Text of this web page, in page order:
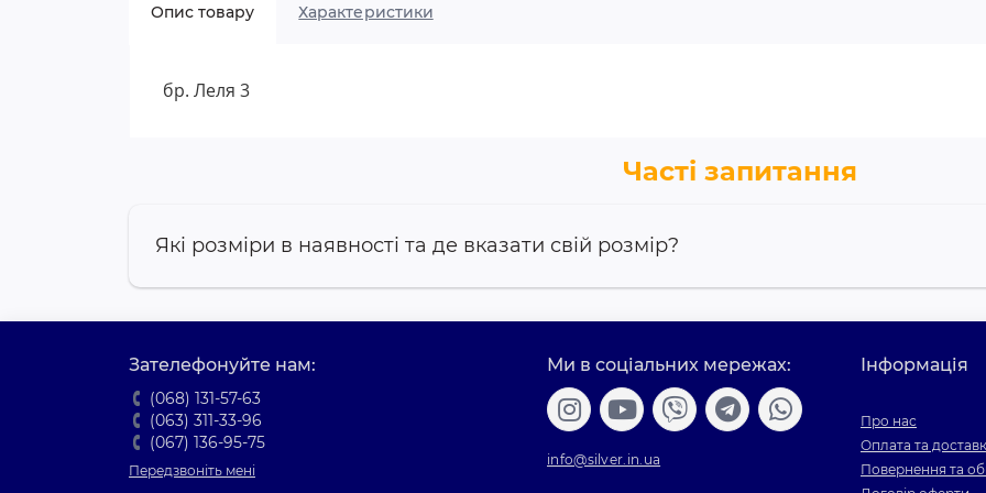
Опис товару Характеристики
бр. Леля 3
Часті запитання
Які розміри в наявності та де вказати свій розмір?
Зателефонуйте нам:
(068) 131-57-63
(063) 311-33-96
(067) 136-95-75
Передзвоніть мені
Ми в соціальних мережах:
info@silver.in.ua
Інформація
Про нас
Оплата та
Повернення та